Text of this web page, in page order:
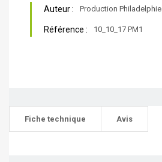
Auteur : Production Philadelphie
Référence : 10_10_17 PM1
Fiche technique Avis